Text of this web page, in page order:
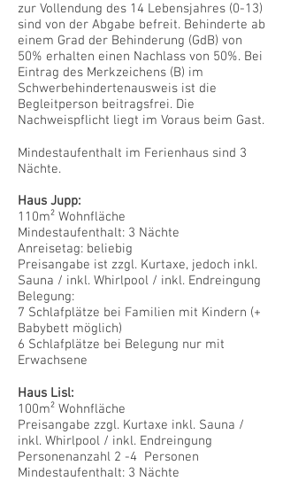
zur Vollendung des 14 Lebensjahres (0-13)
sind von der Abgabe befreit. Behinderte ab
einem Grad der Behinderung (GdB) von
50% erhalten einen Nachlass von 50%. Bei
Eintrag des Merkzeichens (B) im
Schwerbehindertenausweis ist die
Begleitperson beitragsfrei. Die
Nachweispflicht liegt im Voraus beim Gast.
Mindestaufenthalt im Ferienhaus sind 3
Nächte.
Haus Jupp:
110m² Wohnfläche
Mindestaufenthalt: 3 Nächte
Anreisetag: beliebig
Preisangabe ist zzgl. Kurtaxe, jedoch inkl.
Sauna / inkl. Whirlpool / inkl. Endreingung
Belegung:
7 Schlafplätze bei Familien mit Kindern (+
Babybett möglich)
6 Schlafplätze bei Belegung nur mit
Erwachsene
Haus Lisl:
100m² Wohnfläche
Preisangabe zzgl. Kurtaxe inkl. Sauna /
inkl. Whirlpool / inkl. Endreingung
Personenanzahl 2 -4 Personen
Mindestaufenthalt: 3 Nächte